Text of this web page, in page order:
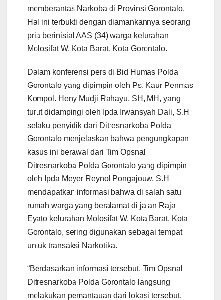
memberantas Narkoba di Provinsi Gorontalo.
Hal ini terbukti dengan diamankannya seorang
pria berinisial AAS (34) warga kelurahan
Molosifat W, Kota Barat, Kota Gorontalo.
Dalam konferensi pers di Bid Humas Polda
Gorontalo yang dipimpin oleh Ps. Kaur Penmas
Kompol. Heny Mudji Rahayu, SH, MH, yang
turut didampingi oleh Ipda Irwansyah Dali, S.H
selaku penyidik dari Ditresnarkoba Polda
Gorontalo menjelaskan bahwa pengungkapan
kasus ini berawal dari Tim Opsnal
Ditresnarkoba Polda Gorontalo yang dipimpin
oleh Ipda Meyer Reynol Pongajouw, S.H
mendapatkan informasi bahwa di salah satu
rumah warga yang beralamat di jalan Raja
Eyato kelurahan Molosifat W, Kota Barat, Kota
Gorontalo, sering digunakan sebagai tempat
untuk transaksi Narkotika.
“Berdasarkan informasi tersebut, Tim Opsnal
Ditresnarkoba Polda Gorontalo langsung
melakukan pemantauan dari lokasi tersebut.